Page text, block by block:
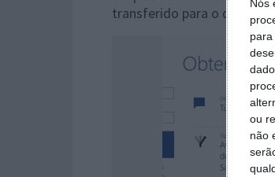
Nós
ou
não
transferido para o